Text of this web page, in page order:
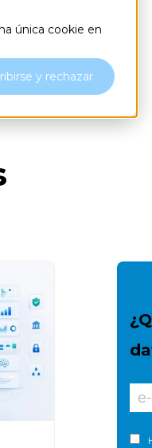
única cookie en
y rechazar
Nosotros Blog